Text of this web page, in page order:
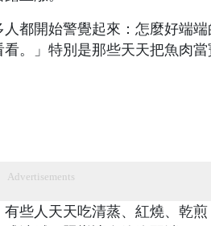
都開始警覺起來：怎麼好端
。」特別是那些天天把魚肉
Advertisements
些人天天吃清蒸、紅燒、乾